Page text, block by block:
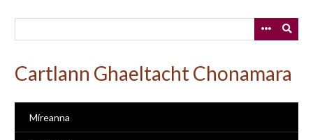
Cartlann Ghaeltacht Chonamara
Míreanna